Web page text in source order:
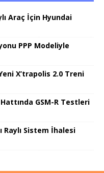
Araç İçin Hyundai
PPP Modeliyle
X’trapolis 2.0 Treni
GSM-R Testleri
Raylı Sistem İhalesi